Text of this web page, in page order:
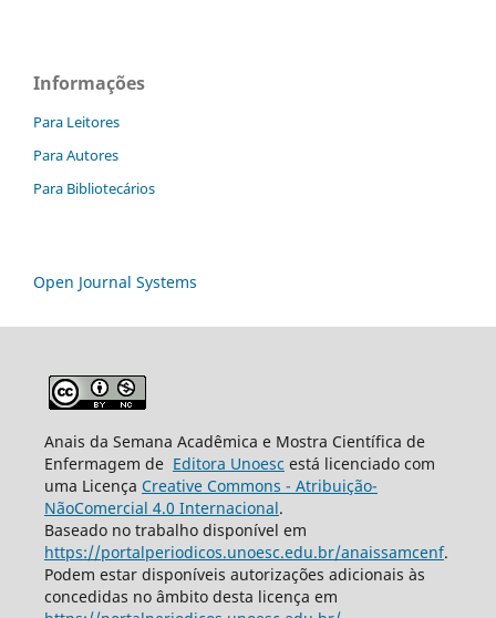
Informações
Para Leitores
Para Autores
Para Bibliotecários
Open Journal Systems
Anais da Semana Acadêmica e Mostra Científica de
Enfermagem de Editora Unoesc está licenciado com
uma Licença Creative Commons - Atribuição-
NãoComercial 4.0 Internacional.
Baseado no trabalho disponível em
https://portalperiodicos.unoesc.edu.br/anaissamcenf.
Podem estar disponíveis autorizações adicionais às
concedidas no âmbito desta licença em